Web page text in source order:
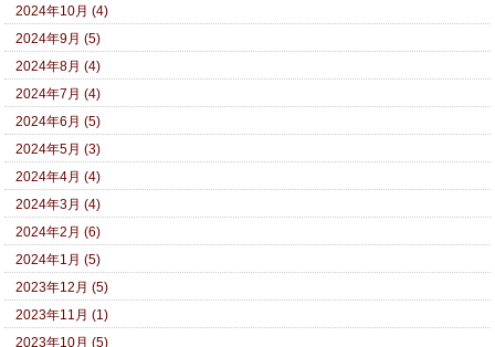
2024年10月 (4)
2024年9月 (5)
2024年8月 (4)
2024年7月 (4)
2024年6月 (5)
2024年5月 (3)
2024年4月 (4)
2024年3月 (4)
2024年2月 (6)
2024年1月 (5)
2023年12月 (5)
2023年11月 (1)
2023年10月 (5)